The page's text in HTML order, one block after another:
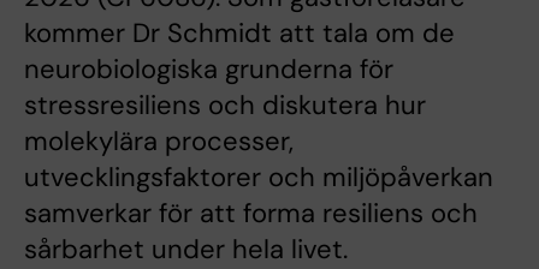
kommer Dr Schmidt att tala om de
neurobiologiska grunderna för
stressresiliens och diskutera hur
molekylära processer,
utvecklingsfaktorer och miljöpåverkan
samverkar för att forma resiliens och
sårbarhet under hela livet.